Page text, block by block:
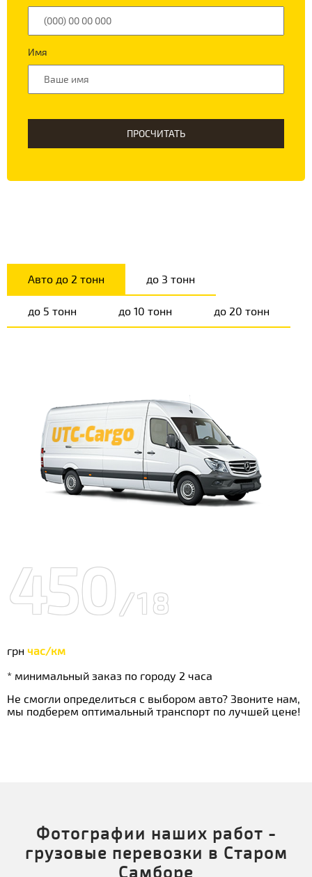
Имя
ПРОСЧИТАТЬ
Авто до 2 тонн до 3 тонн
до 5 тонн до 10 тонн до 20 тонн
450/18
грн час/км
* минимальный заказ по городу 2 часа
Не смогли определиться с выбором авто? Звоните нам,
мы подберем оптимальный транспорт по лучшей цене!
Фотографии наших работ -
грузовые перевозки в Старом
Самборе